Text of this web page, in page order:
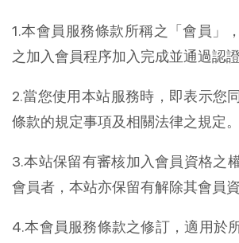
1.本會員服務條款所稱之「會員」
之加入會員程序加入完成並通過認證
2.當您使用本站服務時，即表示您
條款的規定事項及相關法律之規定。
3.本站保留有審核加入會員資格之
會員者，本站亦保留有解除其會員資
4.本會員服務條款之修訂，適用於